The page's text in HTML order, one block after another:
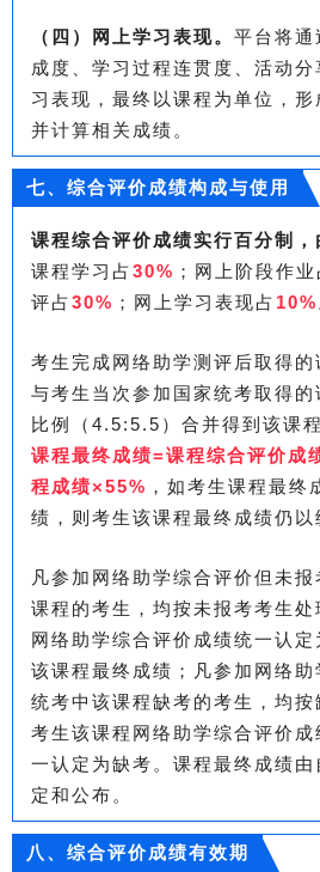
（四）网上学习表现。 平台将通
成度、学习过程连贯度、活动
习表现，最终以课程为单位，
并计算相关成绩。
七、综合评价成绩构成与使用
课程综合评价成绩实行百分制，
课程学习占30% ；网上阶段作业
评占30% ；网上学习表现占 10%
考生完成网络助学测评后取得的
与考生当次参加国家统考取得
比例（4.5:5.5）合并得到该课
课程最终成绩=课程综合评价成
程成绩×55% ，如考生课程最终
绩，则考生该课程最终成绩仍以
凡参加网络助学综合评价但未
课程的考生，均按未报考考生
网络助学综合评价成绩统一认定
该课程最终成绩；凡参加网络
统考中该课程缺考的考生，均
考生该课程网络助学综合评价
一认定为缺考。课程最终成绩由
定和公布。
八、综合评价成绩有效期